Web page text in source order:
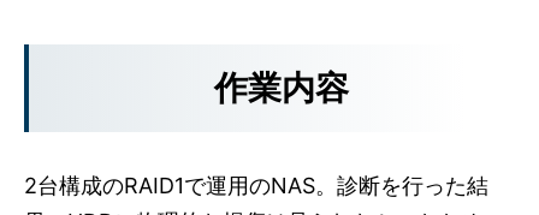
作業内容
2台構成のRAID1で運用のNAS。診断を行った結